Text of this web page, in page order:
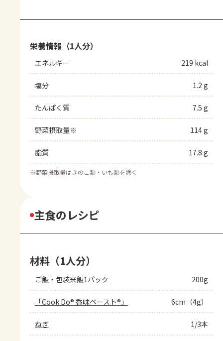
栄養情報（1人分）
エネルギー 219 kcal
塩分 1.2 g
たんぱく質 7.5 g
野菜摂取量※ 114 g
脂質 17.8 g
※野菜摂取量はきのこ類・いも類を除く
主食のレシピ
材料（1人分）
ご飯・包装米飯1パック 200g
「Cook Do® 香味ペースト®」 6cm（4g）
ねぎ 1/3本